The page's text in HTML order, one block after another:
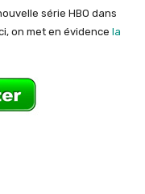
série HBO dans
on met en évidence la